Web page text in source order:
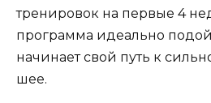
тренировок на первые 4
программа идеально
начинает свой путь к
шее.